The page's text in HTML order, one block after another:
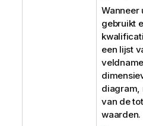
Wanneer
gebruikt
een lijst
diagram,
van de
waarden.